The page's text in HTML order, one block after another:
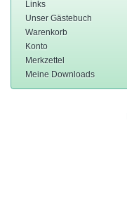
Links
Unser Gästebuch
Warenkorb
Konto
Merkzettel
Meine Downloads